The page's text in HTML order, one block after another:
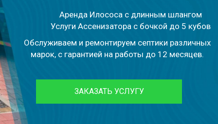
Аренда Илососа с длинным шлангом
Услуги Ассенизатора с бочкой до 5 кубов
Обслуживаем и ремонтируем септики различных
марок, с гарантией на работы до 12 месяцев.
ЗАКАЗАТЬ УСЛУГУ